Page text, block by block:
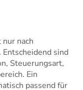
nach
sind
Steuerungsart,
Ein
passend für